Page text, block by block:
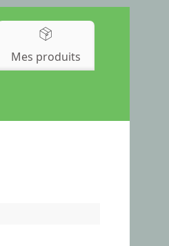
Mes produits